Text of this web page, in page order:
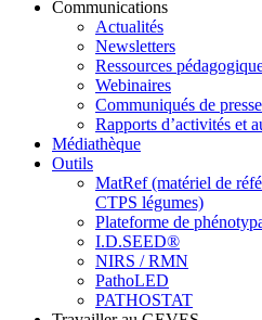
Communications
Actualités
Newsletters
Ressources
Webinaires
Communiqués de presse
Rapports d’activités et
Médiathèque
Outils
MatRef (matériel de
CTPS légumes)
Plateforme de
I.D.SEED®
NIRS / RMN
PathoLED
PATHOSTAT